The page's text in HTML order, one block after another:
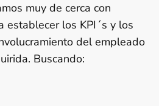
muy de cerca con
establecer los KPI´s y los
del empleado
Buscando: